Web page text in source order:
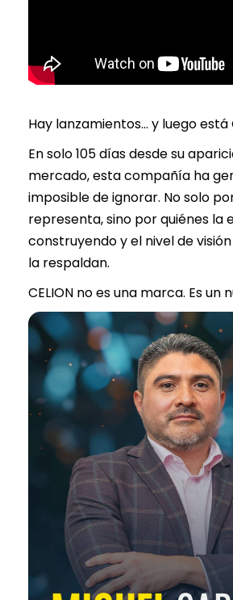
Hay lanzamientos… y luego está
En solo 105 días desde su
mercado, esta compañía ha
imposible de ignorar. No solo
representa, sino por quiénes la
construyendo y el nivel de
la respaldan.
CELION no es una marca. Es un